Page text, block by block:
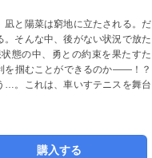
凪と陽菜は窮地に立たされる。だ
そんな中、後がない状況で放た
態の中、勇との約束を果たすた
を掴むことができるのか――！？
…。これは、車いすテニスを舞台
購入する